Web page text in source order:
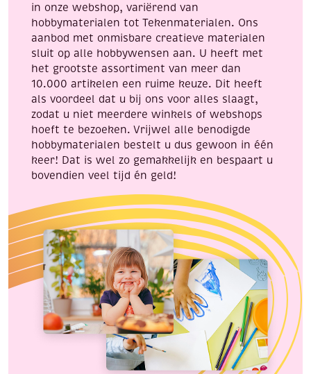
in onze webshop, variërend van
hobbymaterialen tot Tekenmaterialen. Ons
aanbod met onmisbare creatieve materialen
sluit op alle hobbywensen aan. U heeft met
het grootste assortiment van meer dan
10.000 artikelen een ruime keuze. Dit heeft
als voordeel dat u bij ons voor alles slaagt,
zodat u niet meerdere winkels of webshops
hoeft te bezoeken. Vrijwel alle benodigde
hobbymaterialen bestelt u dus gewoon in één
keer! Dat is wel zo gemakkelijk en bespaart u
bovendien veel tijd én geld!